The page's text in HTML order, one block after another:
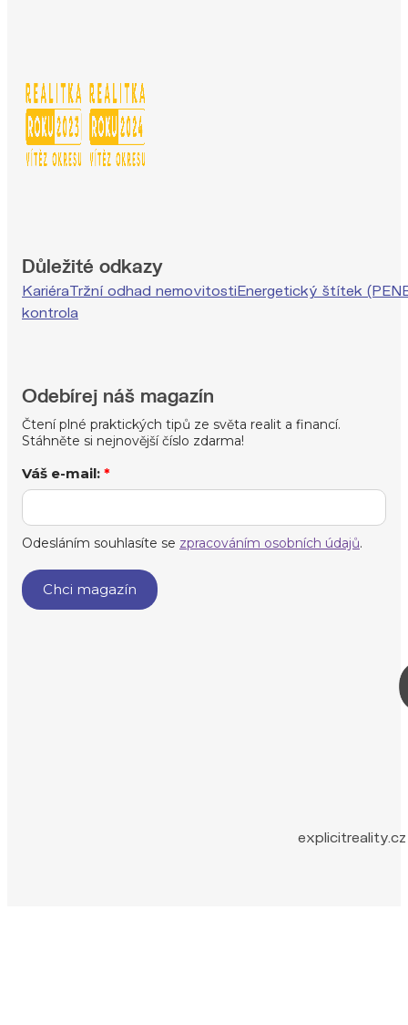
Důležité odkazy
KariéraTržní odhad nemovitostiEnergetický štítek
kontrola
Odebírej náš magazín